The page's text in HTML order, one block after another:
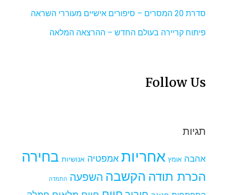
סדרת 20 המסרים – סיפורים אישיים מעוררי השראה
פיתוח קריירה בעולם החדש – ההרצאה המלאה
Follow Us
תגיות
אהבה אומץ אחריות אמפטיה אנושיות בחירה
הכרת תודה הקשבה השפעה התמדה